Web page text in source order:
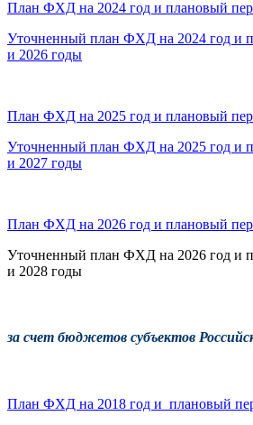
План ФХД на 2024 год и плановый
Уточненный план ФХД на 2024 год и
и 2026 годы
План ФХД на 2025 год и плановый
Уточненный план ФХД на 2025 год и
и 2027 годы
План ФХД на 2026 год и плановый
Уточненный план ФХД на 2026 год и
и 2028 годы
за счет бюджетов субъектов
План ФХД на 2018 год и плановый